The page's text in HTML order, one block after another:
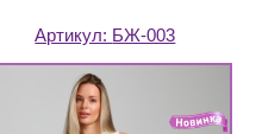
Артикул: БЖ-003